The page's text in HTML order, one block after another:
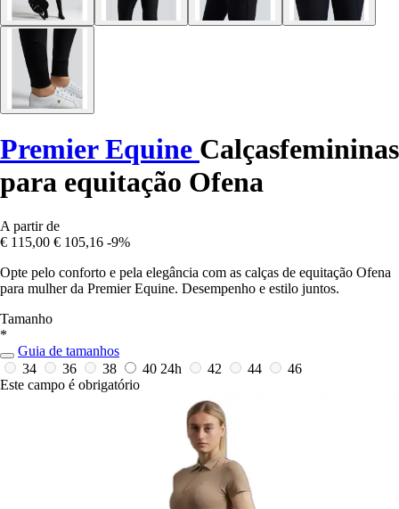
Premier Equine Calçasfemininas
para equitação Ofena
A partir de
€ 115,00 € 105,16 -9%
Opte pelo conforto e pela elegância com as calças de equitação Ofena
para mulher da Premier Equine. Desempenho e estilo juntos.
Tamanho
*
Guia de tamanhos
34
36 38 40 24h 42 44
46
Este campo é obrigatório